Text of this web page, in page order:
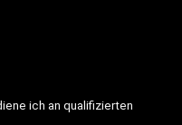
ich an qualifizierten